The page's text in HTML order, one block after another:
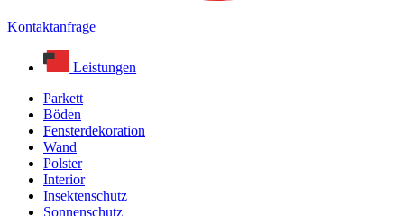
Kontaktanfrage
Leistungen
Parkett
Böden
Fensterdekoration
Wand
Polster
Interior
Insektenschutz
Sonnenschutz